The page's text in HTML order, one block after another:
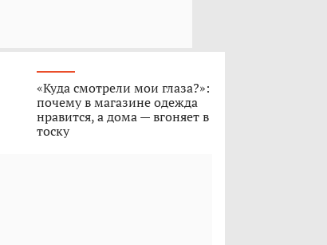
«Куда смотрели мои глаза?»:
почему в магазине одежда
нравится, а дома — вгоняет в
тоску